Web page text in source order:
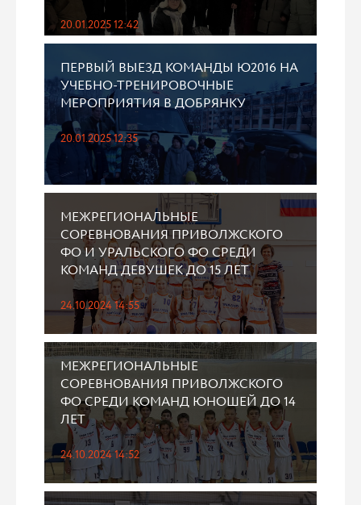
20.01.2025 12:42
ПЕРВЫЙ ВЫЕЗД КОМАНДЫ Ю2016 НА
УЧЕБНО-ТРЕНИРОВОЧНЫЕ
МЕРОПРИЯТИЯ В ДОБРЯНКУ
20.01.2025 12:35
МЕЖРЕГИОНАЛЬНЫЕ
СОРЕВНОВАНИЯ ПРИВОЛЖСКОГО
ФО И УРАЛЬСКОГО ФО СРЕДИ
КОМАНД ДЕВУШЕК ДО 15 ЛЕТ
24.10.2024 14:55
МЕЖРЕГИОНАЛЬНЫЕ
СОРЕВНОВАНИЯ ПРИВОЛЖСКОГО
ФО СРЕДИ КОМАНД ЮНОШЕЙ ДО 14
ЛЕТ
24.10.2024 14:52